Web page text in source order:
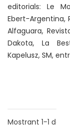
editorials: Le
Ebert-Argentina,
Alfaguara,
Dakota, La
Kapelusz, SM,
Mostrant 1-1 de